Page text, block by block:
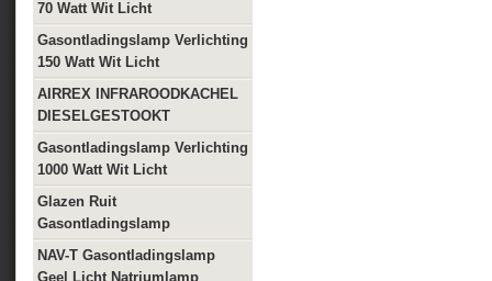
70 Watt Wit Licht
Gasontladingslamp Verlichting
150 Watt Wit Licht
AIRREX INFRAROODKACHEL
DIESELGESTOOKT
Gasontladingslamp Verlichting
1000 Watt Wit Licht
Glazen Ruit
Gasontladingslamp
NAV-T Gasontladingslamp
Geel Licht Natriumlamp